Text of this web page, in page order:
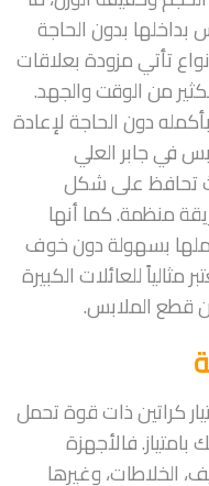
بدون الحاجة
تأتي مزودة بعلاقات
من الوقت والجهد.
دون الحاجة لإعادة
في جابر العلي
تحافظ على شكل
منظمة. كما أنها
بسهولة دون خوف
مثالياً للعائلات الكبيرة
قطع الملابس.
كراتين ذات قوة تحمل
بامتياز. فالأجهزة
الخلاطات، وغيرها